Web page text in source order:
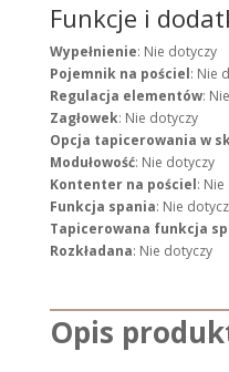
Funkcje i
Wypełnienie: Nie dotyczy
Pojemnik na pościel: Nie
Regulacja elementów:
Zagłowek: Nie dotyczy
Opcja tapicerowania w
Modułowość: Nie dotyczy
Kontenter na pościel:
Funkcja spania: Nie
Tapicerowana funkcja
Rozkładana: Nie dotyczy
Opis